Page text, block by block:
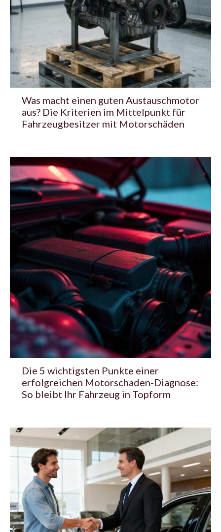
Was macht einen guten Austauschmotor
aus? Die Kriterien im Mittelpunkt für
Fahrzeugbesitzer mit Motorschäden
Die 5 wichtigsten Punkte einer
erfolgreichen Motorschaden-Diagnose:
So bleibt Ihr Fahrzeug in Topform